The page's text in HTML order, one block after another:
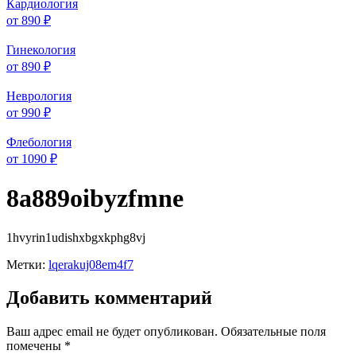
Кардиология
от 890 ₽
Гинекология
от 890 ₽
Неврология
от 990 ₽
Флебология
от 1090 ₽
8a889oibyzfmne
1hvyrin1udishxbgxkphg8vj
Метки: lqerakuj08em4f7
Добавить комментарий
Ваш адрес email не будет опубликован. Обязательные поля
помечены *